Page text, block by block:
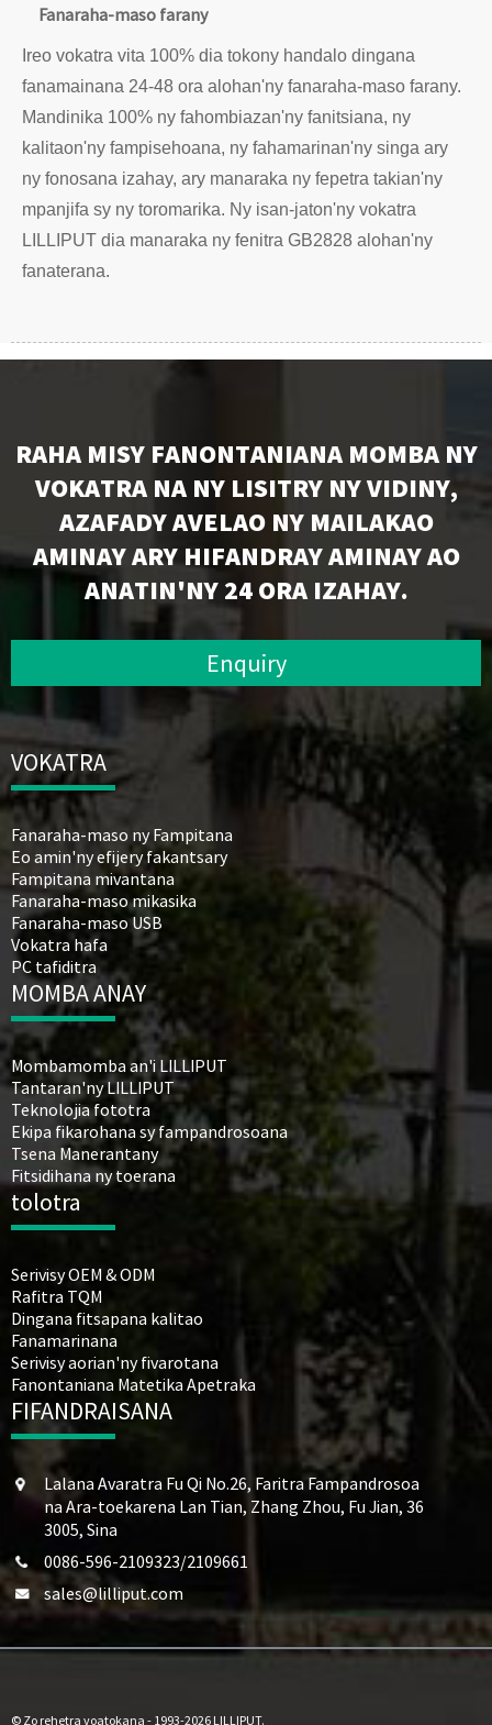
Fanaraha-maso farany
Ireo vokatra vita 100% dia tokony handalo dingana
fanamainana 24-48 ora alohan'ny fanaraha-maso farany.
Mandinika 100% ny fahombiazan'ny fanitsiana, ny
kalitaon'ny fampisehoana, ny fahamarinan'ny singa ary
ny fonosana izahay, ary manaraka ny fepetra takian'ny
mpanjifa sy ny toromarika. Ny isan-jaton'ny vokatra
LILLIPUT dia manaraka ny fenitra GB2828 alohan'ny
fanaterana.
RAHA MISY FANONTANIANA MOMBA NY
VOKATRA NA NY LISITRY NY VIDINY,
AZAFADY AVELAO NY MAILAKAO
AMINAY ARY HIFANDRAY AMINAY AO
ANATIN'NY 24 ORA IZAHAY.
Enquiry
VOKATRA
Fanaraha-maso ny Fampitana
Eo amin'ny efijery fakantsary
Fampitana mivantana
Fanaraha-maso mikasika
Fanaraha-maso USB
Vokatra hafa
PC tafiditra
MOMBA ANAY
Mombamomba an'i LILLIPUT
Tantaran'ny LILLIPUT
Teknolojia fototra
Ekipa fikarohana sy fampandrosoana
Tsena Manerantany
Fitsidihana ny toerana
tolotra
Serivisy OEM & ODM
Rafitra TQM
Dingana fitsapana kalitao
Fanamarinana
Serivisy aorian'ny fivarotana
Fanontaniana Matetika Apetraka
FIFANDRAISANA
Lalana Avaratra Fu Qi No.26, Faritra Fampandrosoa
na Ara-toekarena Lan Tian, ​​Zhang Zhou, Fu Jian, 36
3005, Sina
0086-596-2109323/2109661
sales@lilliput.com
© Zo rehetra voatokana - 1993-2026 LILLIPUT.